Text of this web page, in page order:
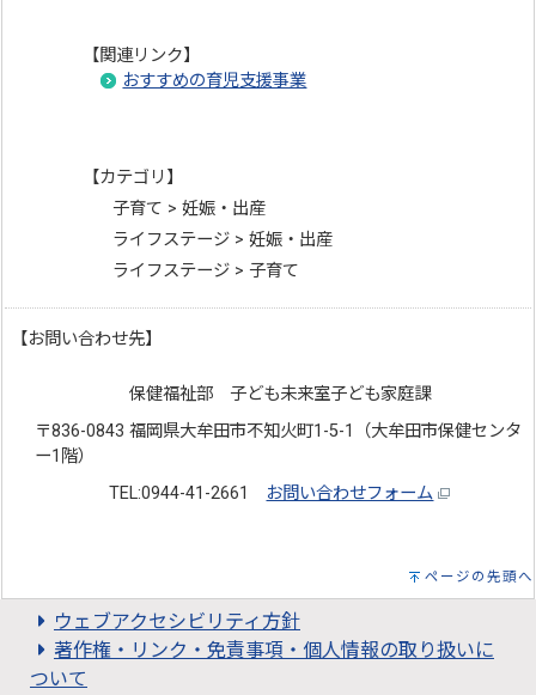
【関連リンク】
おすすめの育児支援事業
【カテゴリ】
子育て > 妊娠・出産
ライフステージ > 妊娠・出産
ライフステージ > 子育て
【お問い合わせ先】
保健福祉部 子ども未来室子ども家庭課
〒836-0843 福岡県大牟田市不知火町1-5-1（大牟田市保健センタ
ー1階）
TEL:0944-41-2661
お問い合わせフォーム
ページの先頭へ
ウェブアクセシビリティ方針
著作権・リンク・免責事項・個人情報の取り扱いに
ついて